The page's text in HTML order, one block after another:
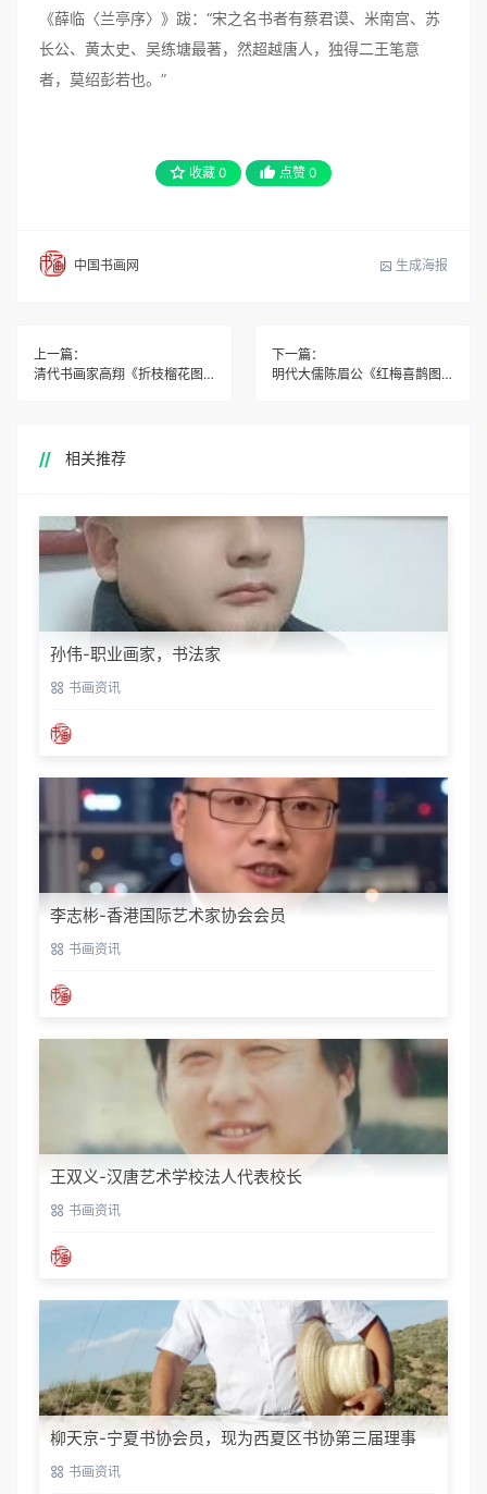
《薛临〈兰亭序〉》跋：“宋之名书者有蔡君谟、米南宫、苏
长公、黄太史、吴练塘最著，然超越唐人，独得二王笔意
者，莫绍彭若也。”
收藏 0 点赞 0
中国书画网 生成海报
上一篇：
清代书画家高翔《折枝榴花图》欣赏
下一篇：
明代大儒陈眉公《红梅喜鹊图》
相关推荐
孙伟-职业画家，书法家
书画资讯
李志彬-香港国际艺术家协会会员
书画资讯
王双义-汉唐艺术学校法人代表校长
书画资讯
柳天京-宁夏书协会员，现为西夏区书协第三届理事
书画资讯